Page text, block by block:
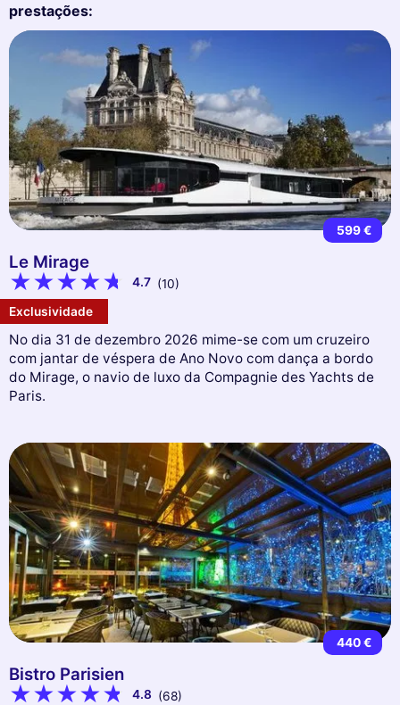
prestações:
599 €
Le Mirage
4.7 (10)
Exclusividade
No dia 31 de dezembro 2026 mime-se com um cruzeiro
com jantar de véspera de Ano Novo com dança a bordo
do Mirage, o navio de luxo da Compagnie des Yachts de
Paris.
440 €
Bistro Parisien
4.8 (68)